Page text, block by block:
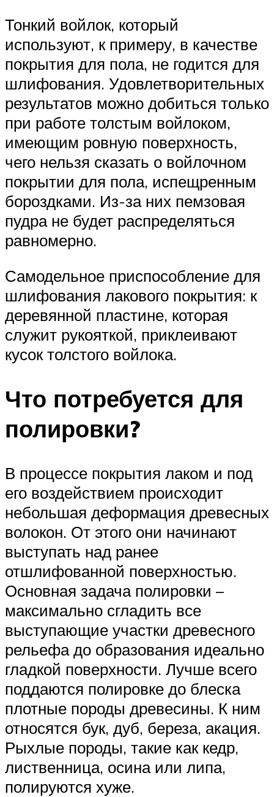
Тонкий войлок, который
используют, к примеру, в качестве
покрытия для пола, не годится для
шлифования. Удовлетворительных
результатов можно добиться только
при работе толстым войлоком,
имеющим ровную поверхность,
чего нельзя сказать о войлочном
покрытии для пола, испещренным
бороздками. Из-за них пемзовая
пудра не будет распределяться
равномерно.
Самодельное приспособление для
шлифования лакового покрытия: к
деревянной пластине, которая
служит рукояткой, приклеивают
кусок толстого войлока.
Что потребуется для
полировки?
В процессе покрытия лаком и под
его воздействием происходит
небольшая деформация древесных
волокон. От этого они начинают
выступать над ранее
отшлифованной поверхностью.
Основная задача полировки –
максимально сгладить все
выступающие участки древесного
рельефа до образования идеально
гладкой поверхности. Лучше всего
поддаются полировке до блеска
плотные породы древесины. К ним
относятся бук, дуб, береза, акация.
Рыхлые породы, такие как кедр,
лиственница, осина или липа,
полируются хуже.